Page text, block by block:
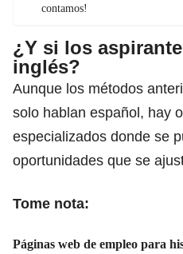
contamos!
¿Y si los
inglés?
Aunque los métodos
solo hablan español, hay
especializados donde se
oportunidades que se
Tome nota:
Páginas web de empleo para